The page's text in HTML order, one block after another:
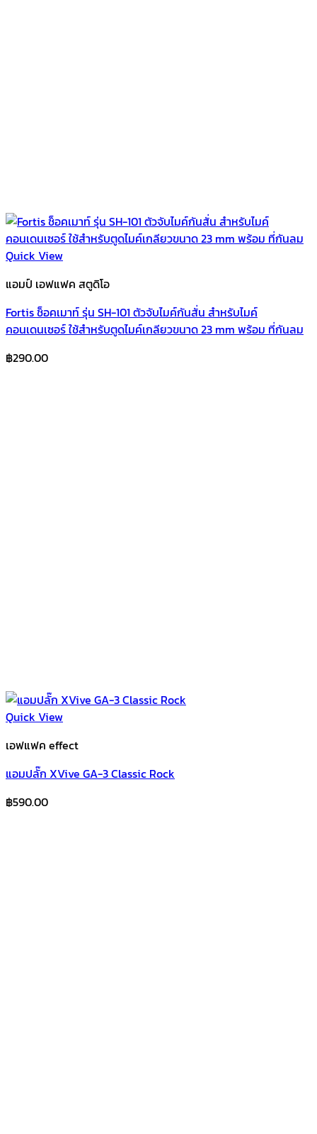
Quick View
แอมป์ เอฟแฟค สตูดิโอ
Fortis ช็อคเมาท์ รุ่น SH-101 ตัวจับไมค์กันสั่น สำหรับไมค์
คอนเดนเซอร์ ใช้สำหรับตูดไมค์เกลียวขนาด 23 mm พร้อม ที่กันลม
฿290.00
Quick View
เอฟแฟค effect
แอมปลั๊ก XVive GA-3 Classic Rock
฿590.00